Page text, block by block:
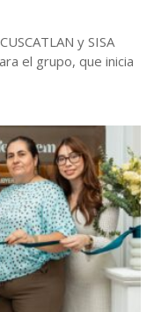
y SISA
el grupo, que inicia